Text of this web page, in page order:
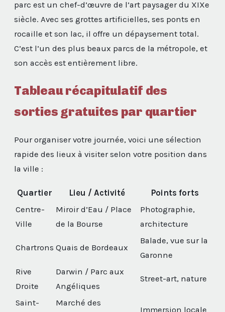
parc est un chef-d’œuvre de l’art paysager du XIXe
siècle. Avec ses grottes artificielles, ses ponts en
rocaille et son lac, il offre un dépaysement total.
C’est l’un des plus beaux parcs de la métropole, et
son accès est entièrement libre.
Tableau récapitulatif des
sorties gratuites par quartier
Pour organiser votre journée, voici une sélection
rapide des lieux à visiter selon votre position dans
la ville :
Quartier Lieu / Activité
Points forts
Centre-
Ville
Miroir d’Eau / Place
de la Bourse
Photographie,
architecture
Chartrons Quais de Bordeaux
Balade, vue sur la
Garonne
Rive
Droite
Darwin / Parc aux
Angéliques
Street-art, nature
Saint- Marché des
Immersion locale